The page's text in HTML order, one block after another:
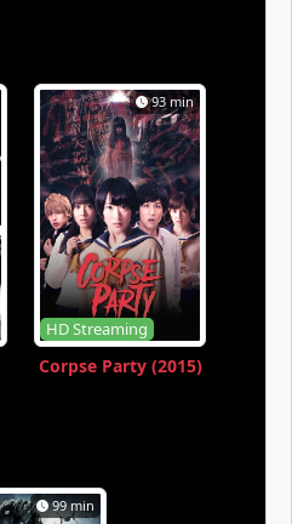
93 min
HD Streaming
Corpse Party (2015)
99 min